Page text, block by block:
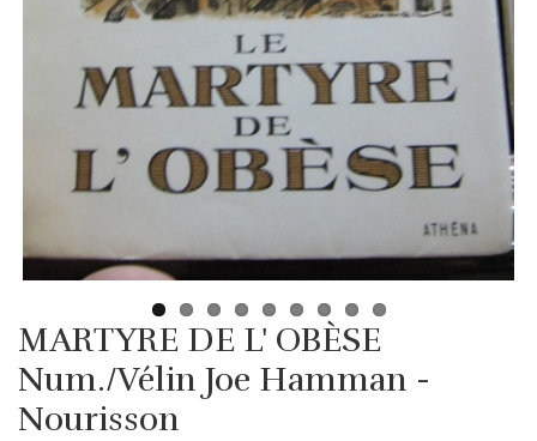
MARTYRE DE L' OBÈSE
Num./Vélin Joe Hamman -
Nourisson